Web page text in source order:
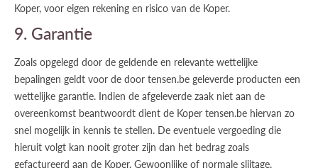
Koper, voor eigen rekening en risico van de Koper.
9. Garantie
Zoals opgelegd door de geldende en relevante wettelijke
bepalingen geldt voor de door tensen.be geleverde producten een
wettelijke garantie. Indien de afgeleverde zaak niet aan de
overeenkomst beantwoordt dient de Koper tensen.be hiervan zo
snel mogelijk in kennis te stellen. De eventuele vergoeding die
hieruit volgt kan nooit groter zijn dan het bedrag zoals
gefactureerd aan de Koper. Gewoonlijke of normale slijtage,